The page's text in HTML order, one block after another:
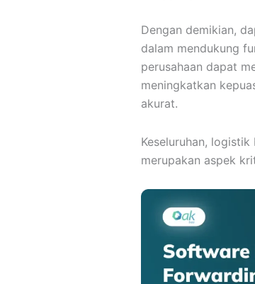
Dengan demikian,
dalam mendukung
perusahaan dapat
meningkatkan
akurat.
Keseluruhan,
merupakan aspek